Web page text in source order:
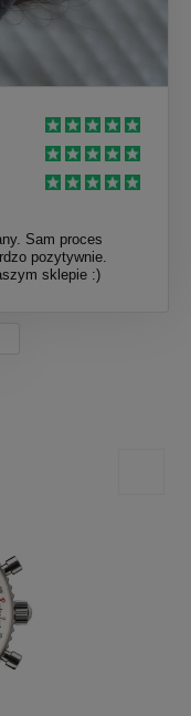
Sam proces
pozytywnie.
sklepie :)